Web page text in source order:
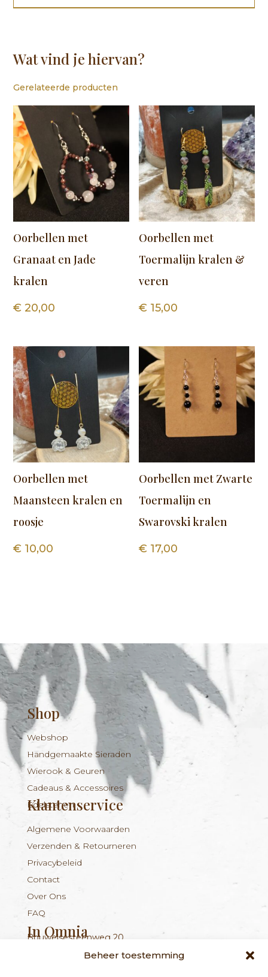
Beheer toestemming
Wat vind je hiervan?
Gerelateerde producten
Oorbellen met
Granaat en Jade
kralen
€ 20,00
Oorbellen met
Toermalijn kralen &
veren
€ 15,00
Oorbellen met
Maansteen kralen en
roosje
€ 10,00
Oorbellen met Zwarte
Toermalijn en
Swarovski kralen
€ 17,00
Shop
Webshop
Handgemaakte Sieraden
Wierook & Geuren
Cadeaus & Accessoires
Edelstenen
Klantenservice
Algemene Voorwaarden
Verzenden & Retourneren
Privacybeleid
Contact
Over Ons
FAQ
In Omnia
Bouwelsesteenweg 20
BE 1029.893.045
info@inomnia.be
+324 56 96 16 94
Nieuwsbrief